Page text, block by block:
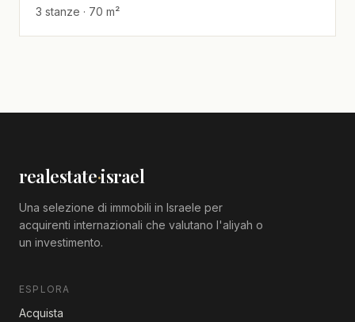
3 stanze · 70 m²
realestate·israel
Una selezione di immobili in Israele per
acquirenti internazionali che valutano l'aliyah o
un investimento.
ESPLORA
Acquista